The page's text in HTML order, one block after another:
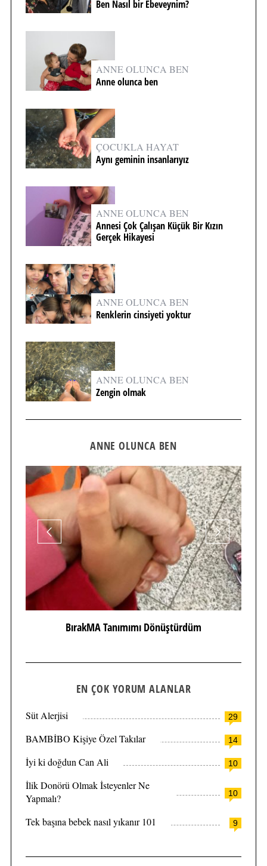
Ben Nasıl bir Ebeveynim?
ANNE OLUNCA BEN
Anne olunca ben
ÇOCUKLA HAYAT
Aynı geminin insanlarıyız
ANNE OLUNCA BEN
Annesi Çok Çalışan Küçük Bir Kızın
Gerçek Hikayesi
ANNE OLUNCA BEN
Renklerin cinsiyeti yoktur
ANNE OLUNCA BEN
Zengin olmak
ANNE OLUNCA BEN
BırakMA Tanımımı Dönüştürdüm
EN ÇOK YORUM ALANLAR
29
Süt Alerjisi
14
BAMBİBO Kişiye Özel Takılar
10
İyi ki doğdun Can Ali
10
İlik Donörü Olmak İsteyenler Ne
Yapmalı?
9
Tek başına bebek nasıl yıkanır 101